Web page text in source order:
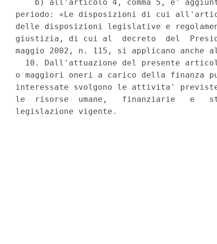
b) all'articolo 4, comma 5, e'
periodo: «Le disposizioni di cui
delle disposizioni legislative e
giustizia, di cui al  decreto  del
maggio 2002, n. 115, si applicano anche
10. Dall'attuazione del presente
o maggiori oneri a carico della finanza
interessate svolgono le attivita'
le  risorse  umane,   finanziarie   e